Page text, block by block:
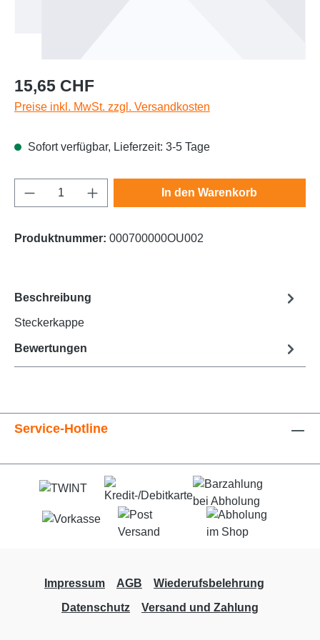
Regulärer Preis:
15,65 CHF
Preise inkl. MwSt. zzgl. Versandkosten
Sofort verfügbar, Lieferzeit: 3-5 Tage
Produkt Anzahl: Gib den gewünschten
In den Warenkorb
Produktnummer: 000700000OU002
Beschreibung
Steckerkappe
Bewertungen
Service-Hotline
Impressum AGB
Wiederufsbelehrung
Datenschutz
Versand und Zahlung